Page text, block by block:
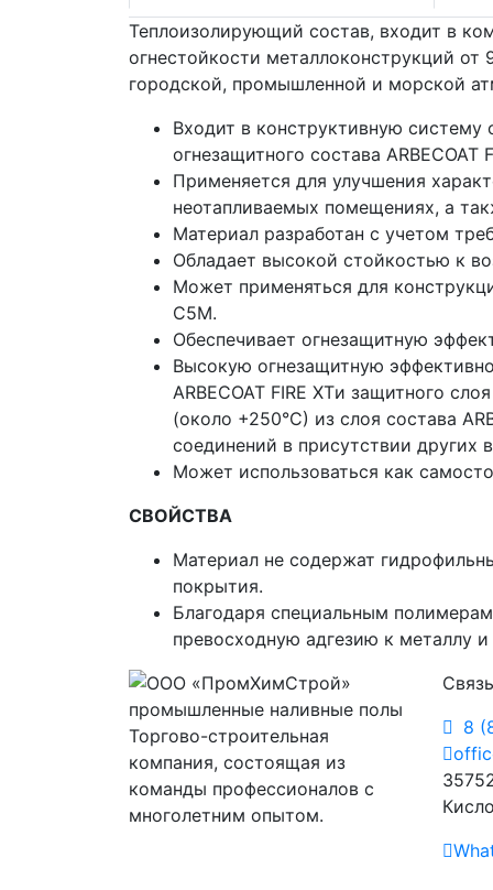
Теплоизолирующий состав, входит в
огнестойкости металлоконструкций
городской, промышленной и морской
Входит в конструктивную систему
огнезащитного состава ARBECOAT
Применяется для улучшения
неотапливаемых помещениях, а
Материал разработан с учетом
Обладает высокой стойкостью к
Может применяться для
C5M.
Обеспечивает огнезащитную
Высокую огнезащитную
ARBECOAT FIRE XTи защитного
(около +250°С) из слоя состава
соединений в присутствии других
Может использоваться как
СВОЙСТВА
Материал не содержат
покрытия.
Благодаря специальным
превосходную адгезию к металлу
Торгово-строительная
компания, состоящая из
команды профессионалов с
многолетним опытом.
8